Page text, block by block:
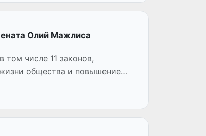
Олий Мажлиса
том числе 11 законов,
общества и повышение